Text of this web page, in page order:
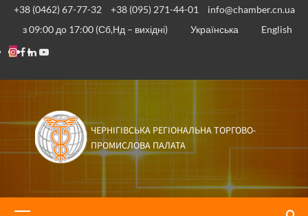
+38 (0462) 67-77-32 +38 (095) 271-44-01
info@chamber.cn.ua
з 09:00 до 17:00 (Сб,Нд – вихідні)
Українська English
ЧЕРНІГІВСЬКА РЕГІОНАЛЬНА ТОРГОВО-
ПРОМИСЛОВА ПАЛАТА